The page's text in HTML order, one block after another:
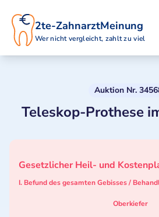
2te-ZahnarztMeinung
Wer nicht vergleicht, zahlt zu viel
Auktion Nr.
Teleskop-Prothese
Gesetzlicher Heil- und
I. Befund des gesamten Gebisses /
Oberkiefer